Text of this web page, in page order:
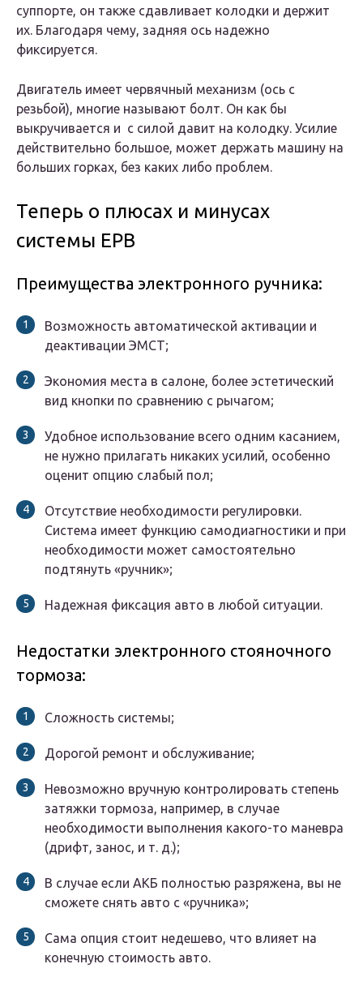
суппорте, он также сдавливает колодки и держит
их. Благодаря чему, задняя ось надежно
фиксируется.
Двигатель имеет червячный механизм (ось с
резьбой), многие называют болт. Он как бы
выкручивается и с силой давит на колодку. Усилие
действительно большое, может держать машину на
больших горках, без каких либо проблем.
Теперь о плюсах и минусах
системы EPB
Преимущества электронного ручника:
Возможность автоматической активации и
деактивации ЭМСТ;
Экономия места в салоне, более эстетический
вид кнопки по сравнению с рычагом;
Удобное использование всего одним касанием,
не нужно прилагать никаких усилий, особенно
оценит опцию слабый пол;
Отсутствие необходимости регулировки.
Система имеет функцию самодиагностики и при
необходимости может самостоятельно
подтянуть «ручник»;
Надежная фиксация авто в любой ситуации.
Недостатки электронного стояночного
тормоза:
Сложность системы;
Дорогой ремонт и обслуживание;
Невозможно вручную контролировать степень
затяжки тормоза, например, в случае
необходимости выполнения какого-то маневра
(дрифт, занос, и т. д.);
В случае если АКБ полностью разряжена, вы не
сможете снять авто с «ручника»;
Сама опция стоит недешево, что влияет на
конечную стоимость авто.